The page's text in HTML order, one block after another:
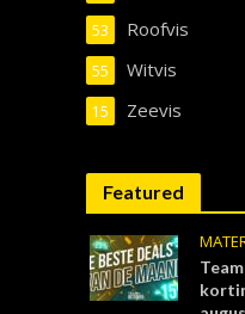
Roofvis
53
Witvis
55
Zeevis
15
Featured